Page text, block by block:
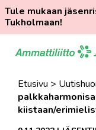
Tule mukaan
Tukholmaan!
suoraan
Etusivu >
kiistaan/